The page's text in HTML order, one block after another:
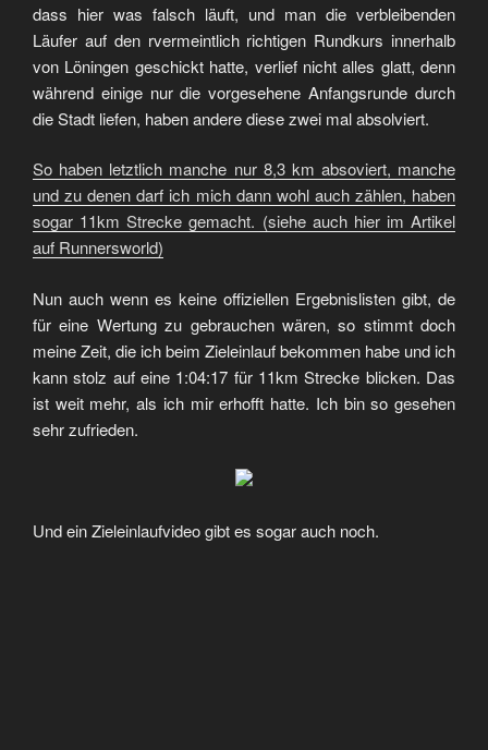
dass hier was falsch läuft, und man die verbleibenden
Läufer auf den rvermeintlich richtigen Rundkurs innerhalb
von Löningen geschickt hatte, verlief nicht alles glatt, denn
während einige nur die vorgesehene Anfangsrunde durch
die Stadt liefen, haben andere diese zwei mal absolviert.
So haben letztlich manche nur 8,3 km absoviert, manche
und zu denen darf ich mich dann wohl auch zählen, haben
sogar 11km Strecke gemacht. (siehe auch hier im Artikel
auf Runnersworld)
Nun auch wenn es keine offiziellen Ergebnislisten gibt, de
für eine Wertung zu gebrauchen wären, so stimmt doch
meine Zeit, die ich beim Zieleinlauf bekommen habe und ich
kann stolz auf eine 1:04:17 für 11km Strecke blicken. Das
ist weit mehr, als ich mir erhofft hatte. Ich bin so gesehen
sehr zufrieden.
Und ein Zieleinlaufvideo gibt es sogar auch noch.